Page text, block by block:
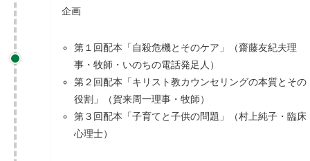
企画
第１回配本「自殺危機とそのケア」（齋藤友紀夫理
事・牧師・いのちの電話発足人）
第２回配本「キリスト教カウンセリングの本質とその
役割」（賀来周一理事・牧師）
第３回配本「子育てと子供の問題」（村上純子・臨床
心理士）